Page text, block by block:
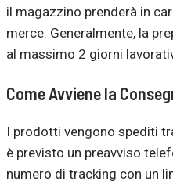
il magazzino prenderà in
merce. Generalmente, la
al massimo 2 giorni
Come Avviene la
I prodotti vengono spediti
è previsto un preavviso
numero di tracking con un